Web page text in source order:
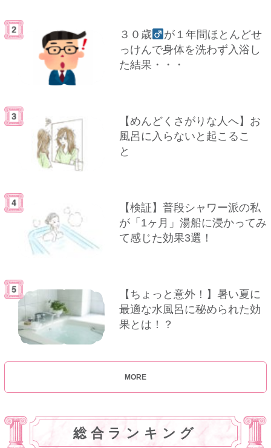
３０歳
が１年間ほとんどせ
っけんで身体を洗わず入浴し
た結果・・・
【めんどくさがりな人へ】お
風呂に入らないと起こるこ
と
【検証】普段シャワー派の私
が「1ヶ月」湯船に浸かってみ
て感じた効果3選！
【ちょっと意外！】暑い夏に
最適な水風呂に秘められた効
果とは！？
MORE
総合ランキング